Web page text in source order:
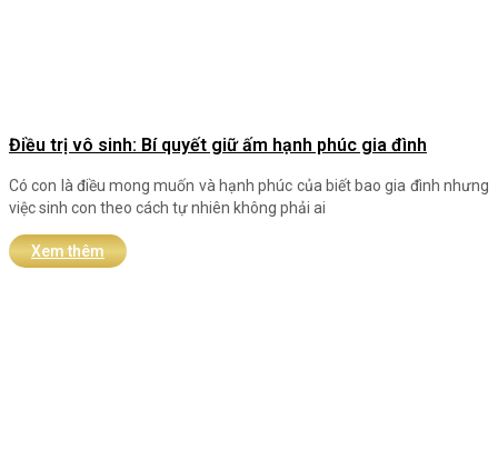
Điều trị vô sinh: Bí quyết giữ ấm hạnh phúc gia đình
Có con là điều mong muốn và hạnh phúc của biết bao gia đình nhưng
việc sinh con theo cách tự nhiên không phải ai
Xem thêm